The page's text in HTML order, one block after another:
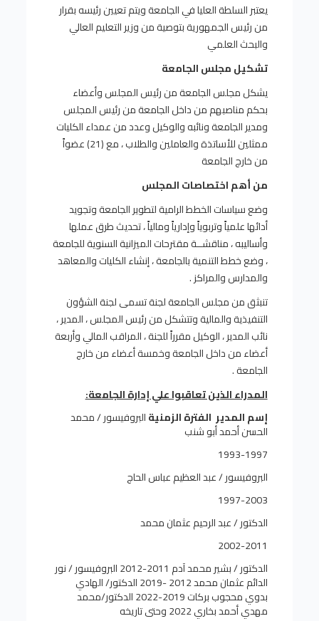
يعتبر السلطة العليا في الجامعة ويتم تعيين رئيسه بقرار
من رئيس الجمهورية بتوصية من وزير التعليم العالي
والبحث العلمي
تشكيل مجلس الجامعة
يشكل مجلس الجامعة من رئيس المجلس وأعضاء
بحكم مناصبهم من داخل الجامعة من رئيس المجلس
ومدير الجامعة ونائبه والوكيل وعدد من عمداء الكليات
ممثلين للأساتذة والعاملين والطلاب ، مع (21) عضواً
من خارج الجامعة
من أهم اختصاصات المجلس
وضع سياسات الخطط الرامية لتطوير الجامعة وتجويد
أدائها علمياً وتربوياً وإدارياً ومالياً ، تحديث طرق عملها
وأساليبه ، مناقشــة مقترحات الميزانية السنوية للجامعة
، وضع خطط التنمية بالجامعة ، إنشاء الكليات والمعاهد
والمدارس والمراكز .
تنبثق من مجلس الجامعة لجنة تسمى لجنة الشؤون
التنفيذية والمالية وتتشكل من رئيس المجلس ، المدير ،
نائب المدير ، الوكيل مقرراً للجنة ، المراقب المالي وأربعة
أعضاء من داخل الجامعة وخمسة أعضاء من خارج
الجامعة .
المدراء الذين تعاقبوا علي إدارة الجامعة:
إسم المديرالفترة الزمنيةالبروفيسور / محمد
الحسن أحمد أبو شنب
1993-1997
البروفيسور / عبد العظيم عباس الحاج
1997-2003
الدكتور / عبد الرحيم عثمان محمد
2002-2011
الدكتور / بشير محمد آدم 2011-2012 البروفيسور / نور
الدائم عثمان محمد 2012 -2019 الدكتور/ الهادي
بدوي محجوب بركات 2019-2022 الدكتور/محمد
مهدي أحمد بخاري 2022 وحتى تاريخه